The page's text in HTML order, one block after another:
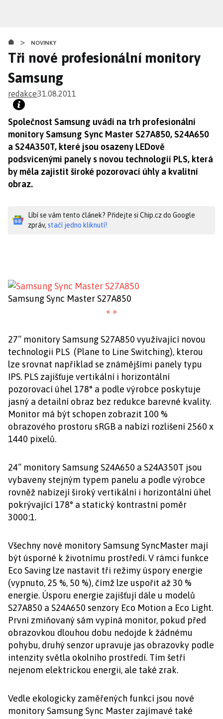
obsahu
> NOVINKY
Tři nové profesionální monitory
Samsung
redakce31.08.2011
Společnost Samsung uvádí na trh profesionální
monitory Samsung Sync Master S27A850, S24A650
a S24A350T, které jsou osazeny LEDově
podsvícenými panely s novou technologií PLS, která
by měla zajistit široké pozorovací úhly a kvalitní
obraz.
Líbí se vám tento článek? Přidejte si Chip.cz do Google
zpráv, stačí jedno kliknutí!
Samsung Sync Master S27A850
« »
27“ monitory Samsung S27A850 využívající novou
technologii PLS (Plane to Line Switching), kterou
lze srovnat například se známějšími panely typu
IPS. PLS zajišťuje vertikální i horizontální
pozorovací úhel 178° a podle výrobce poskytuje
jasný a detailní obraz bez redukce barevné kvality.
Monitor má být schopen zobrazit 100 %
obrazového prostoru sRGB a nabízí rozlišení 2560 x
1440 pixelů.
24“ monitory Samsung S24A650 a S24A350T jsou
vybaveny stejným typem panelu a podle výrobce
rovněž nabízejí široký vertikální i horizontální úhel
pokrývající 178° a statický kontrastní poměr
3000:1.
Všechny nové monitory Samsung SyncMaster mají
být úsporné k životnímu prostředí. V rámci funkce
Eco Saving lze nastavit tři režimy úspory energie
(vypnuto, 25 %, 50 %), čímž lze uspořit až 30 %
energie. Úsporu energie zajišťují dále u modelů
S27A850 a S24A650 senzory Eco Motion a Eco Light.
První zmiňovaný sám vypíná monitor, pokud před
obrazovkou dlouhou dobu nedojde k žádnému
pohybu, druhý senzor upravuje jas obrazovky podle
intenzity světla okolního prostředí. Tím šetří
nejenom elektrickou energii, ale také zrak.
Vedle ekologicky zaměřených funkcí jsou nové
monitory Samsung Sync Master zajímavé také